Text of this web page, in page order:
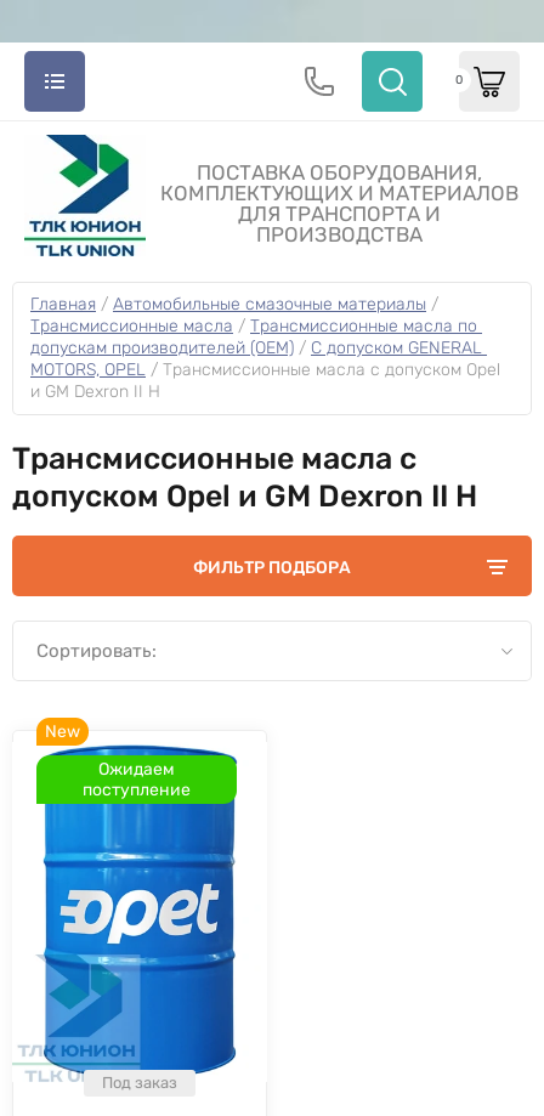
ПОСТАВКА ОБОРУДОВАНИЯ,
КОМПЛЕКТУЮЩИХ И МАТЕРИАЛОВ
ДЛЯ ТРАНСПОРТА И
ПРОИЗВОДСТВА
0
Главная / Автомобильные смазочные материалы
Трансмиссионные масла / Трансмиссионные масла по
допускам производителей (OEM) / С допуском GENERAL
MOTORS, OPEL / Трансмиссионные масла с допуском Opel
и GM Dexron II H
Трансмиссионные масла с
допуском Opel и GM Dexron II H
ФИЛЬТР ПОДБОРА
Сортировать:
New
Ожидаем
поступление
Под заказ